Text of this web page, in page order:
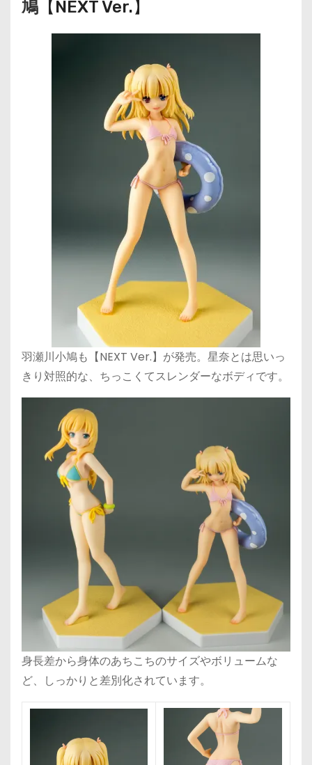
鳩 【NEXT Ver.】
羽瀬川小鳩も【NEXT Ver.】が発売。星奈とは思いっ
きり対照的な、ちっこくてスレンダーなボディです。
身長差から身体のあちこちのサイズやボリュームな
ど、しっかりと差別化されています。